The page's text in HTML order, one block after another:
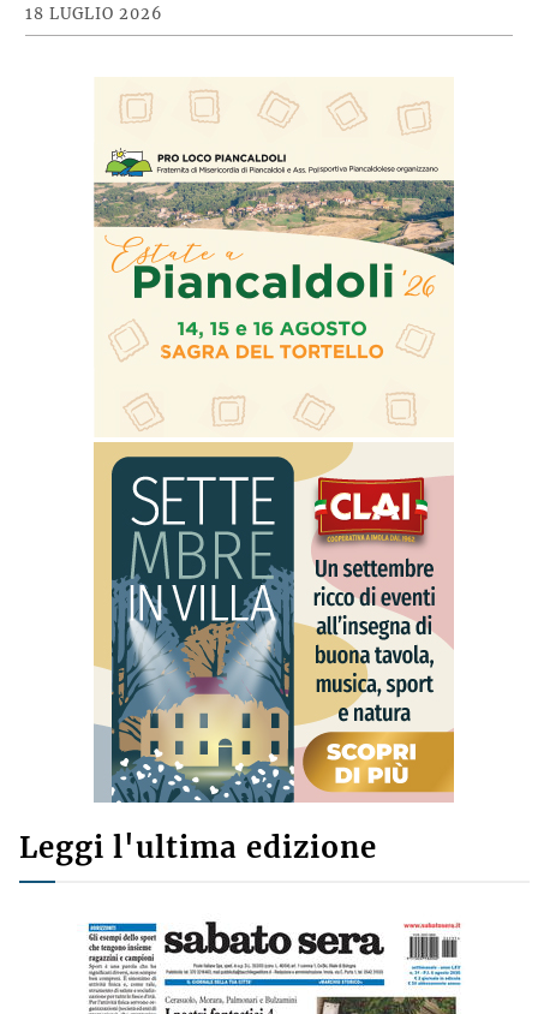
18 LUGLIO 2026
Leggi l'ultima edizione